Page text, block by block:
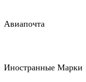
Авиапочта
Иностранные Марки